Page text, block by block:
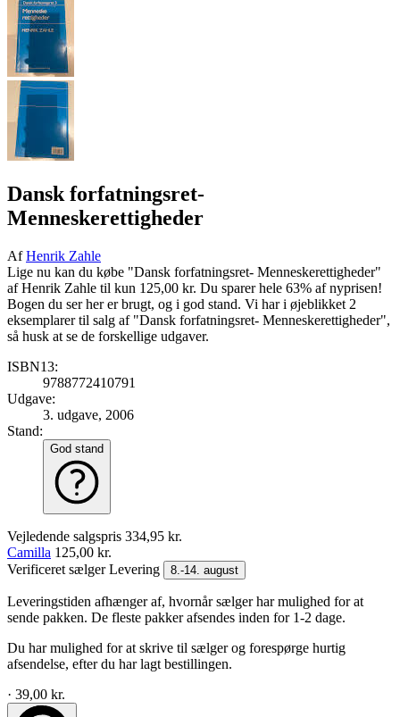
Dansk forfatningsret-
Menneskerettigheder
AfHenrik Zahle
Lige nu kan du købe "Dansk forfatningsret- Menneskerettigheder"
af Henrik Zahle til kun 125,00 kr. Du sparer hele 63% af nyprisen!
Bogen du ser her er brugt, og i god stand. Vi har i øjeblikket 2
eksemplarer til salg af "Dansk forfatningsret- Menneskerettigheder",
så husk at se de forskellige udgaver.
ISBN13:
9788772410791
Udgave:
3. udgave, 2006
Stand:
God stand
Vejledende salgspris 334,95 kr.
Camilla 125,00 kr.
Verificeret sælgerLevering 8.-14. august
Leveringstiden afhænger af, hvornår sælger har mulighed for at
sende pakken. De fleste pakker afsendes inden for 1-2 dage.
Du har mulighed for at skrive til sælger og forespørge hurtig
afsendelse, efter du har lagt bestillingen.
· 39,00 kr.